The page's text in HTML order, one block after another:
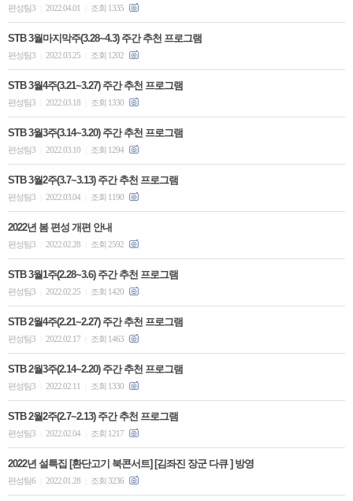
편성팀3 2022.04.01 조회 1335
STB 3월마지막주(3.28~4.3) 주간 추천 프로그램
편성팀3 2022.03.25 조회 1202
STB 3월4주(3.21~3.27) 주간 추천 프로그램
편성팀3 2022.03.18 조회 1330
STB 3월3주(3.14~3.20) 주간 추천 프로그램
편성팀3 2022.03.10 조회 1294
STB 3월2주(3.7~3.13) 주간 추천 프로그램
편성팀3 2022.03.04 조회 1190
2022년 봄 편성 개편 안내
편성팀3 2022.02.28 조회 2592
STB 3월1주(2.28~3.6) 주간 추천 프로그램
편성팀3 2022.02.25 조회 1420
STB 2월4주(2.21~2.27) 주간 추천 프로그램
편성팀3 2022.02.17 조회 1463
STB 2월3주(2.14~2.20) 주간 추천 프로그램
편성팀3 2022.02.11 조회 1330
STB 2월2주(2.7~2.13) 주간 추천 프로그램
편성팀3 2022.02.04 조회 1217
2022년 설특집 [환단고기 북콘서트] [김좌진 장군 다큐 ] 방영
편성팀6 2022.01.28 조회 3236